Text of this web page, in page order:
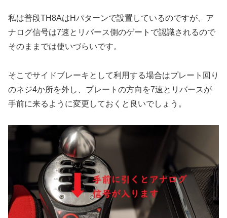
私は普段TH8AはHパターンで設置しているのですが、ア
ナログ信号は7速とリバース側のゲートで認識されるので
そのままでは使いづらいです。
そこでサイドブレーキとして利用する場合はプレート回り
のネジ4か所を外し、プレートの方向を7速とリバースが
手前に来るように変更しておくと良いでしょう。